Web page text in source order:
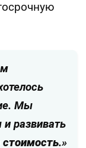
Мы
развивать
.»